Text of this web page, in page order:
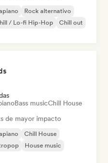
Rock alternativo
/ Lo-fi Hip-Hop
Chill out
Bass musicChill House
de mayor impacto
Chill House
House music